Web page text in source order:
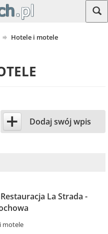
Hotele i motele
+ Dodaj swój wpis
La Strada -
motele